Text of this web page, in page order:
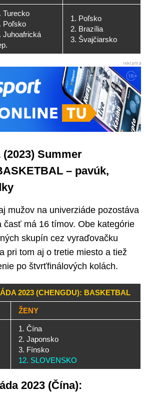
Turecko
Poľsko
Juhoafrická
1. Poľsko
2. Brazília
3. Švajčiarsko
(2023) Summer
– pavúk,
mužov na univerziáde pozostáva
časť má 16 tímov. Obe kategórie
skupín cez vyraďovačku
pri tom aj o tretie miesto a tiež
po štvrťfinálových kolách.
2023 (CHENGDU): BASKETBAL
ŽENY
1. Čína
2. Japonsko
3. Fínsko
12. SLOVENSKO
2023 (Čína):